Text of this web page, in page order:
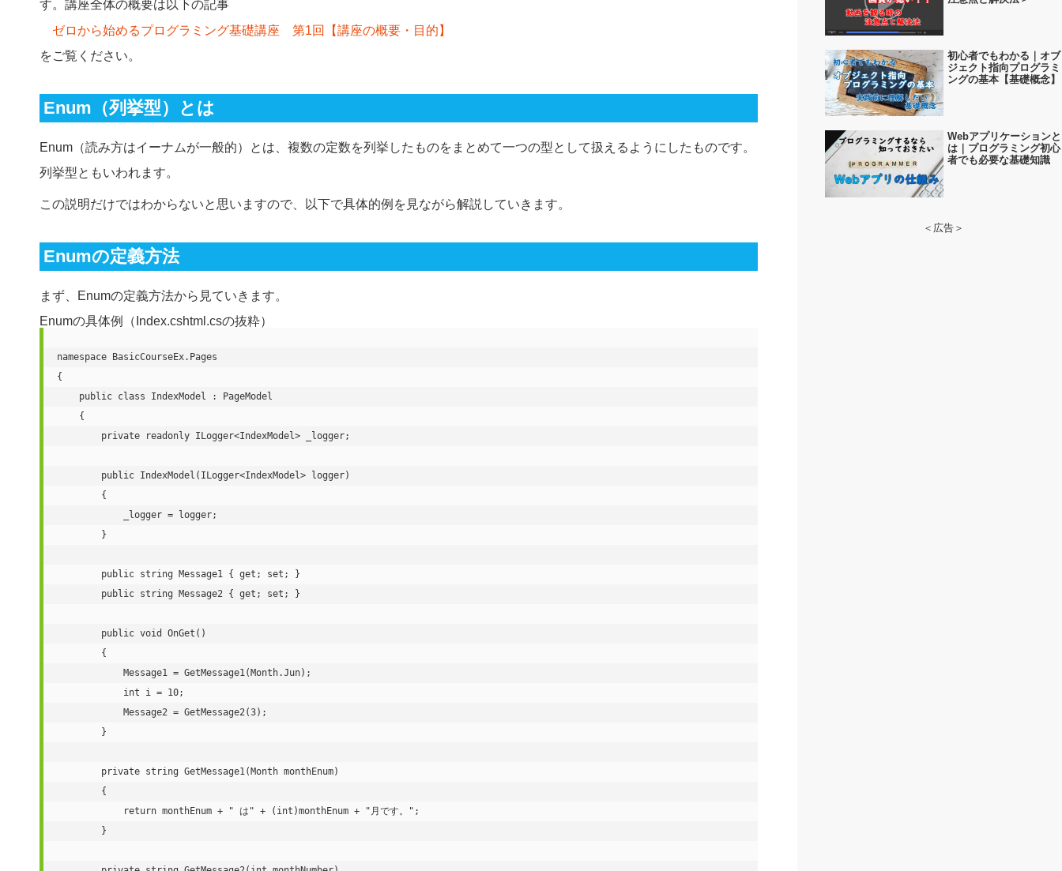
す。講座全体の概要は以下の記事
ゼロから始めるプログラミング基礎講座 第1回【講座の概要・目的】
をご覧ください。
Enum（列挙型）とは
Enum（読み方はイーナムが一般的）とは、複数の定数を列挙したものをまとめて一つの型として扱えるようにしたものです。
列挙型ともいわれます。
この説明だけではわからないと思いますので、以下で具体的例を見ながら解説していきます。
Enumの定義方法
まず、Enumの定義方法から見ていきます。
Enumの具体例（Index.cshtml.csの抜粋）
namespace BasicCourseEx.Pages
{
    public class IndexModel : PageModel
    {
        private readonly ILogger<IndexModel> _logger;
        public IndexModel(ILogger<IndexModel> logger)
        {
            _logger = logger;
        }
        public string Message1 { get; set; }
        public string Message2 { get; set; }
        public void OnGet()
        {
            Message1 = GetMessage1(Month.Jun);
            int i = 10;
            Message2 = GetMessage2(3);
        }
        private string GetMessage1(Month monthEnum)
        {
            return monthEnum + " は" + (int)monthEnum + "月です。";
        }
初心者でもわかる｜オブ
ジェクト指向プログラミ
ングの基本【基礎概念】
Webアプリケーションと
は｜プログラミング初心
者でも必要な基礎知識